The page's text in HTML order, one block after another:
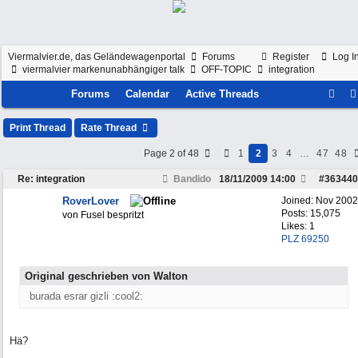
Register Log
Viermalvier.de, das Geländewagenportal
Forums
viermalvier markenunabhängiger talk
OFF-TOPIC integration
Forums Calendar Active Threads
Print Thread Rate Thread
Page 2 of 48 1 2 3 4 … 47 48
Re: integration Bandido #363440
18/11/2009 14:00
Joined: Nov 2002
Posts: 15,075
Likes: 1
PLZ 69250
RoverLover
von Fusel bespritzt
Original geschrieben von Walton
burada esrar gizli :cool2:
Hä?